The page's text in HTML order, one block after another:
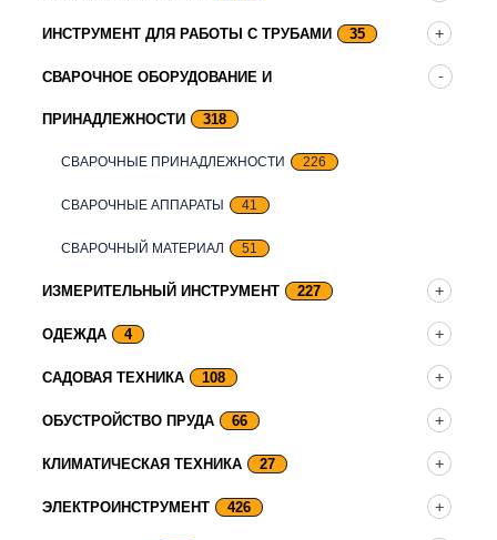
ИНСТРУМЕНТ ДЛЯ РАБОТЫ С ТРУБАМИ 35
СВАРОЧНОЕ ОБОРУДОВАНИЕ И
ПРИНАДЛЕЖНОСТИ 318
СВАРОЧНЫЕ ПРИНАДЛЕЖНОСТИ 226
СВАРОЧНЫЕ АППАРАТЫ 41
СВАРОЧНЫЙ МАТЕРИАЛ 51
ИЗМЕРИТЕЛЬНЫЙ ИНСТРУМЕНТ 227
ОДЕЖДА 4
САДОВАЯ ТЕХНИКА 108
ОБУСТРОЙСТВО ПРУДА 66
КЛИМАТИЧЕСКАЯ ТЕХНИКА 27
ЭЛЕКТРОИНСТРУМЕНТ 426